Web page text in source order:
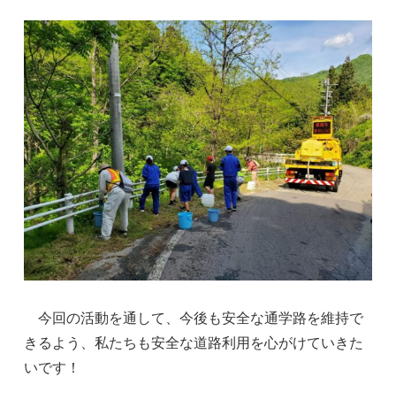
今回の活動を通して、今後も安全な通学路を維持で
きるよう、私たちも安全な道路利用を心がけていきた
いです！